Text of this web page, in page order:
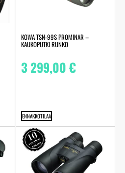
KOWA TSN-99S PROMINAR –
KAUKOPUTKI RUNKO
3 299,00€
ENNAKKOTILAA